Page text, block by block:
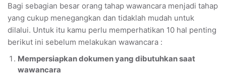
Bagi sebagian besar orang tahap wawancara menjadi tahap
yang cukup menegangkan dan tidaklah mudah untuk
dilalui. Untuk itu kamu perlu memperhatikan 10 hal penting
berikut ini sebelum melakukan wawancara :
Mempersiapkan dokumen yang dibutuhkan saat
wawancara